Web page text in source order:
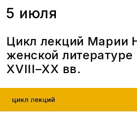
5 июля
Цикл лекций Марии
женской литературе
XVIII–XX вв.